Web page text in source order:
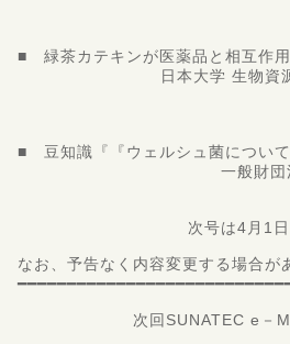
■ 緑茶カテキンが医薬品と相互作
日本大学 生物資源科学部
■ 豆知識『『ウェルシュ菌につい
一般財団法人 食品分
次号は4月1日配信
なお、予告なく内容変更する場合
次回SUNATEC e－